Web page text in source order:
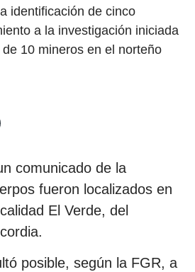
identificación de cinco
a la investigación iniciada
10 mineros en el norteño
comunicado de la
fueron localizados en
El Verde, del
posible, según la FGR, a